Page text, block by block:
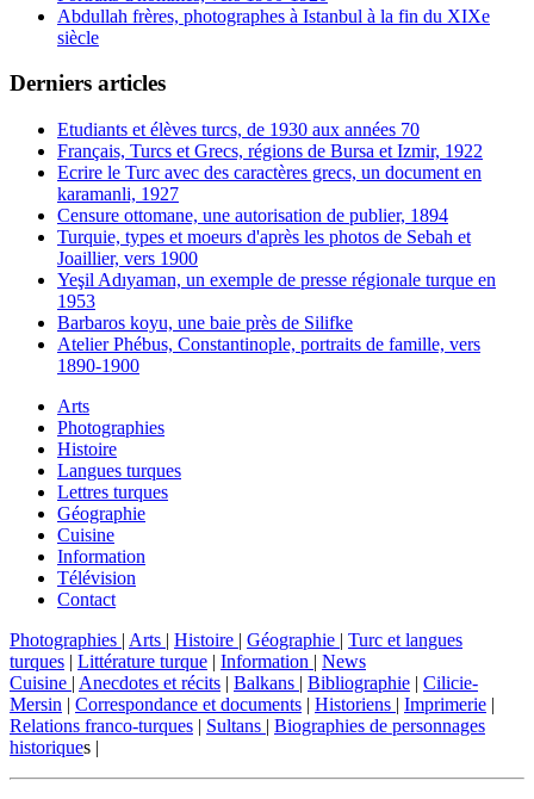
Abdullah frères, photographes à Istanbul à la fin du XIXe
siècle
Derniers articles
Etudiants et élèves turcs, de 1930 aux années 70
Français, Turcs et Grecs, régions de Bursa et Izmir, 1922
Ecrire le Turc avec des caractères grecs, un document en
karamanli, 1927
Censure ottomane, une autorisation de publier, 1894
Turquie, types et moeurs d'après les photos de Sebah et
Joaillier, vers 1900
Yeşil Adıyaman, un exemple de presse régionale turque en
1953
Barbaros koyu, une baie près de Silifke
Atelier Phébus, Constantinople, portraits de famille, vers
1890-1900
Arts
Photographies
Histoire
Langues turques
Lettres turques
Géographie
Cuisine
Information
Télévision
Contact
Photographies | Arts | Histoire | Géographie | Turc et langues
turques | Littérature turque | Information | News
Cuisine | Anecdotes et récits | Balkans | Bibliographie | Cilicie-
Mersin | Correspondance et documents | Historiens | Imprimerie |
Relations franco-turques | Sultans | Biographies de personnages
historiques |